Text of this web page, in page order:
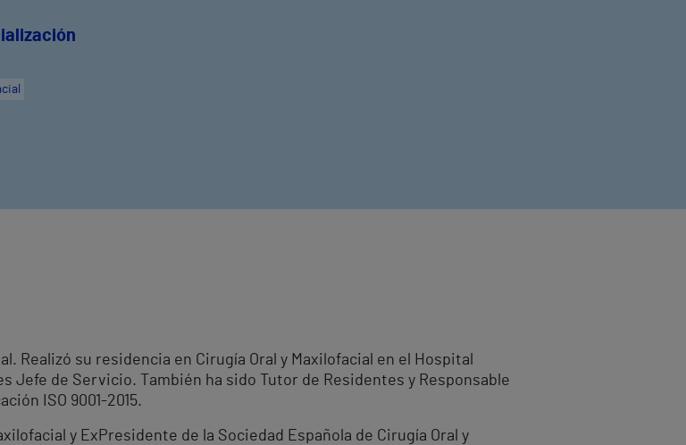
Realizó su residencia en Cirugía Oral y Maxilofacial en el Hospital
Jefe de Servicio. También ha sido Tutor de Residentes y Responsable
ISO 9001-2015.
y ExPresidente de la Sociedad Española de Cirugía Oral y